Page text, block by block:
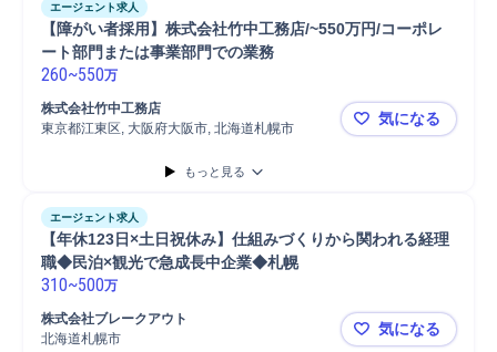
エージェント求人
【障がい者採用】株式会社竹中工務店/~550万円/コーポレ
ート部門または事業部門での業務
260~550万
株式会社竹中工務店
東京都江東区, 大阪府大阪市, 北海道札幌市
【障がい者
気になる
もっと見る
エージェント求人
【年休123日×土日祝休み】仕組みづくりから関われる経理
職◆民泊×観光で急成長中企業◆札幌
310~500万
株式会社ブレークアウト
北海道札幌市
【年休123
気になる